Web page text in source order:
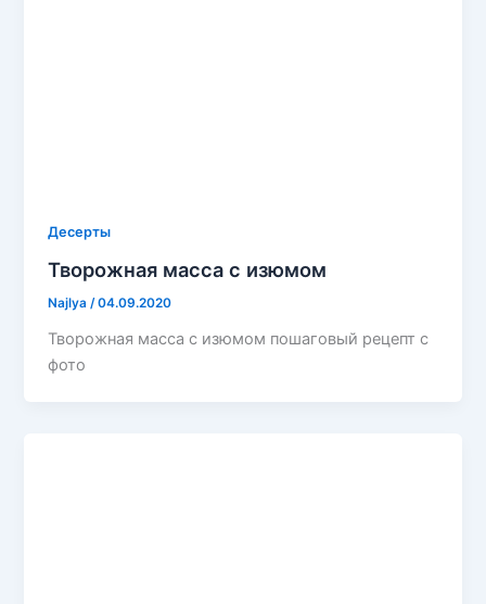
Десерты
Творожная масса с изюмом
Najlya /04.09.2020
Творожная масса с изюмом пошаговый рецепт с
фото